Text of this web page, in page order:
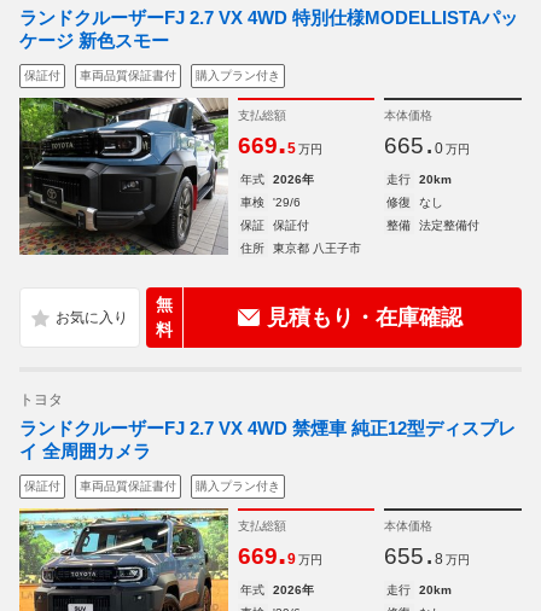
ランドクルーザーFJ 2.7 VX 4WD 特別仕様MODELLISTAパッ
ケージ 新色スモー
保証付 車両品質保証書付 購入プラン付き
支払総額
669.5 万円
本体価格
665. 0 万円
年式 2026年 走行
20km
車検
'29/6 修復
なし
保証
保証付 整備
法定整備付
住所
東京都 八王子市
無
料
見積もり・在庫確認
トヨタ
ランドクルーザーFJ 2.7 VX 4WD 禁煙車 純正12型ディスプレ
イ 全周囲カメラ
保証付 車両品質保証書付 購入プラン付き
支払総額
669.9 万円
本体価格
655. 8 万円
年式 2026年 走行
20km